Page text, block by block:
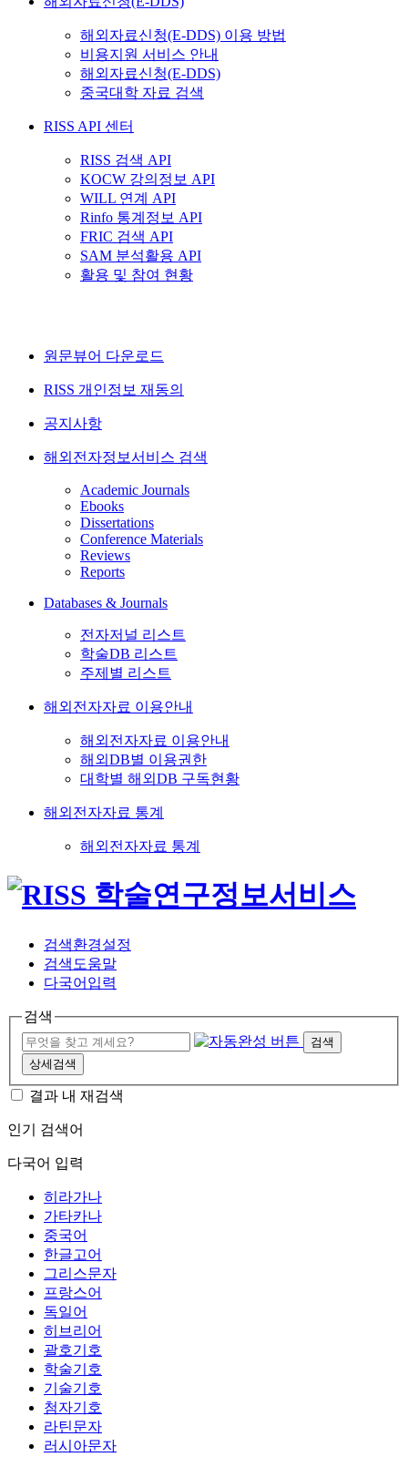
해외자료신청(E-DDS) 이용 방법
비용지원 서비스 안내
해외자료신청(E-DDS)
중국대학 자료 검색
RISS API 센터
RISS 검색 API
KOCW 강의정보 API
WILL 연계 API
Rinfo 통계정보 API
FRIC 검색 API
SAM 분석활용 API
활용 및 참여 현황
원문뷰어 다운로드
RISS 개인정보 재동의
공지사항
해외전자정보서비스 검색
Academic Journals
Ebooks
Dissertations
Conference Materials
Reviews
Reports
Databases & Journals
전자저널 리스트
학술DB 리스트
주제별 리스트
해외전자자료 이용안내
해외전자자료 이용안내
해외DB별 이용권한
대학별 해외DB 구독현황
해외전자자료 통계
해외전자자료 통계
검색환경설정
검색도움말
다국어입력
검색
검색
상세검색
결과 내 재검색
인기 검색어
다국어 입력
히라가나
가타카나
중국어
한글고어
그리스문자
프랑스어
독일어
히브리어
괄호기호
학술기호
기술기호
첨자기호
라틴문자
러시아문자